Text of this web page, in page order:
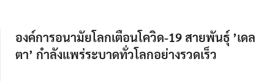
องค์การอนามัยโลกเตือนโควิด-19 สายพันธุ์ ’เดล
ตา’ กำลังแพร่ระบาดทั่วโลกอย่างรวดเร็ว